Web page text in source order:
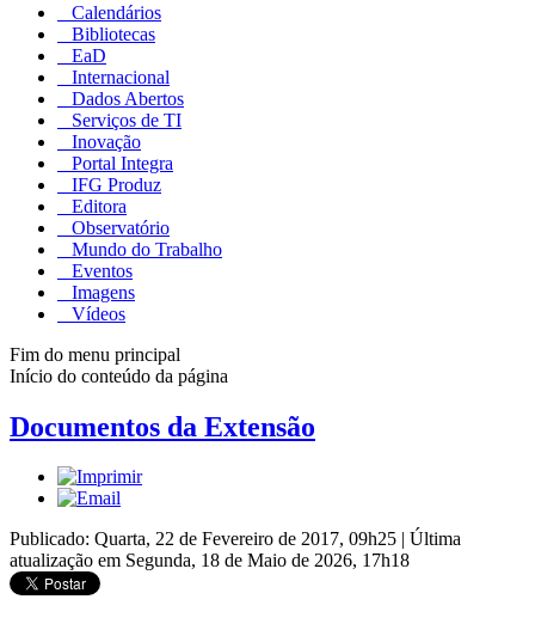
Calendários
Bibliotecas
EaD
Internacional
Dados Abertos
Serviços de TI
Inovação
Portal Integra
IFG Produz
Editora
Observatório
Mundo do Trabalho
Eventos
Imagens
Vídeos
Fim do menu principal
Início do conteúdo da página
Documentos da Extensão
Publicado: Quarta, 22 de Fevereiro de 2017, 09h25 | Última
atualização em Segunda, 18 de Maio de 2026, 17h18